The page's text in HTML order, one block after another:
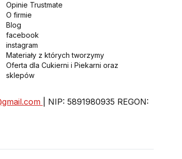
Opinie Trustmate
O firmie
Blog
facebook
instagram
Materiały z których tworzymy
Oferta dla Cukierni i Piekarni oraz
sklepów
| NIP: 5891980935 REGON: